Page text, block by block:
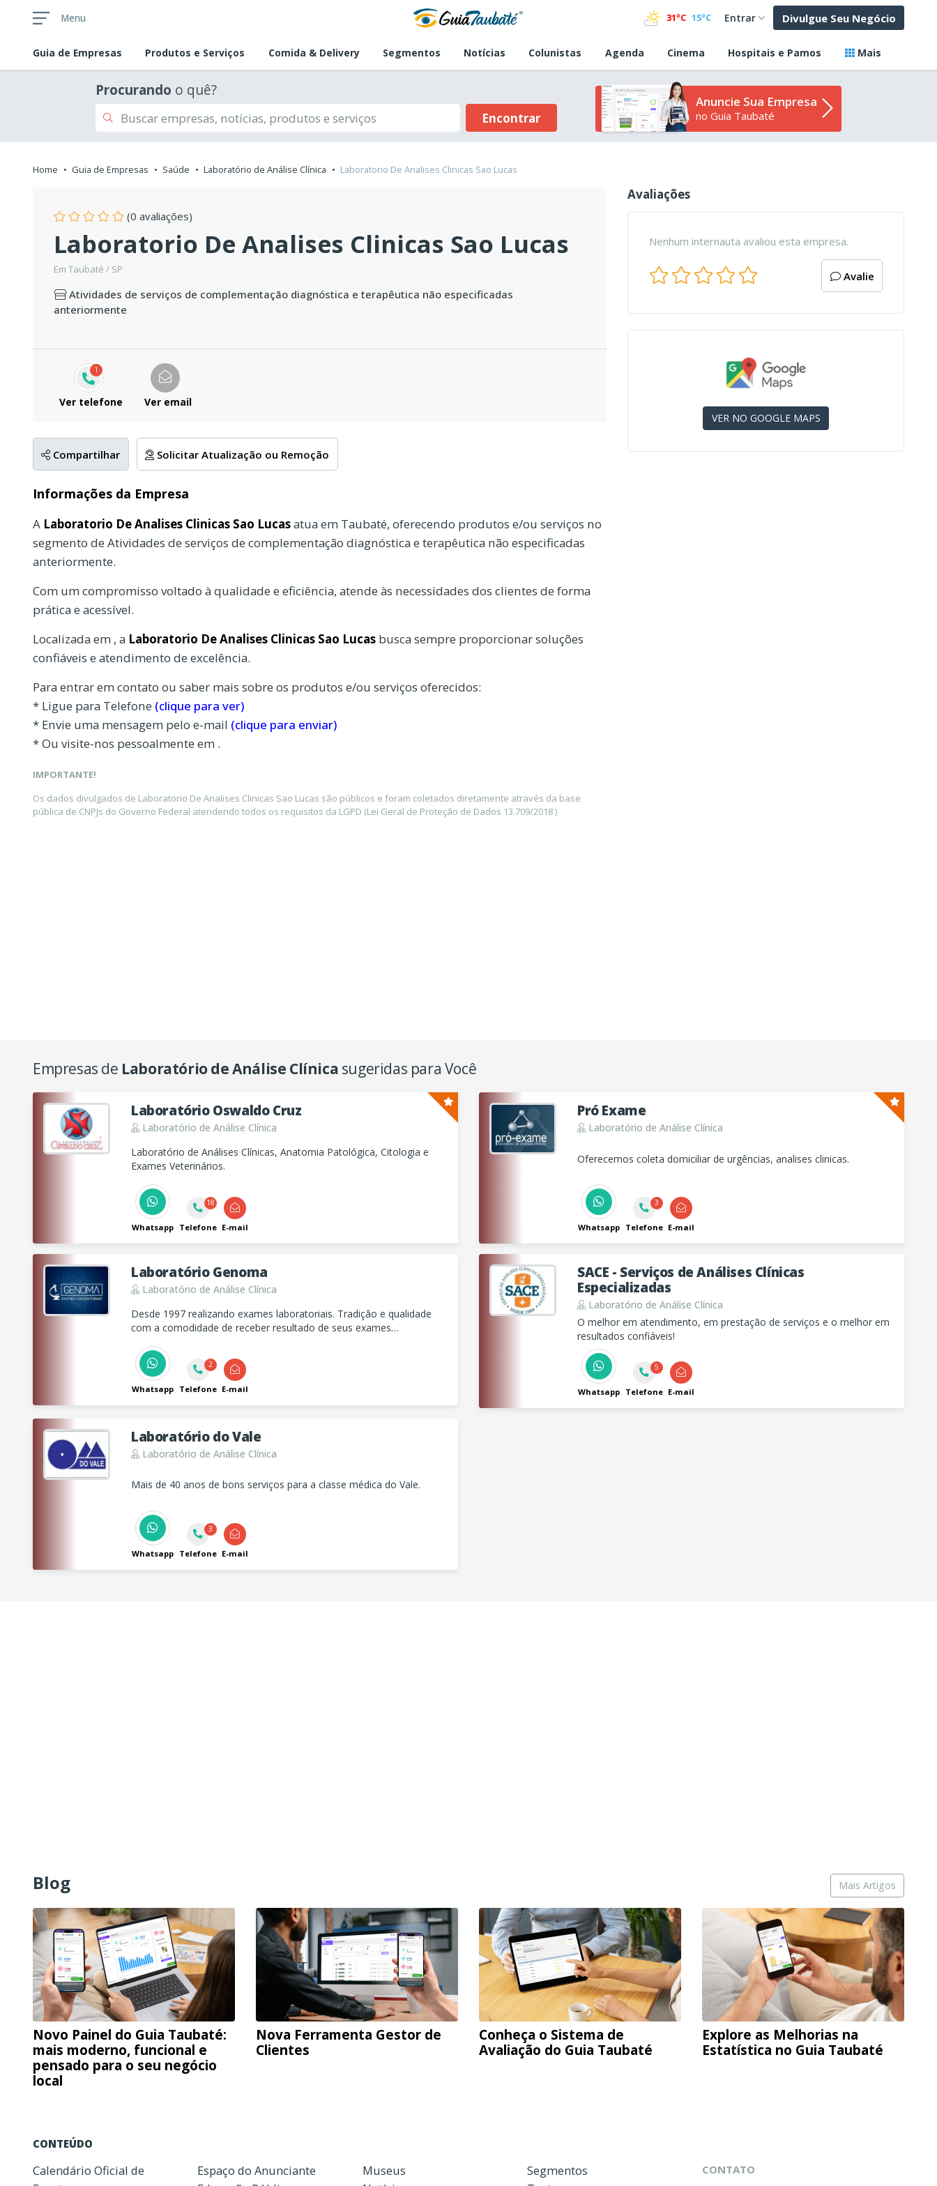
Menu 31ºC 15ºC Entrar Divulgue Seu Negócio
Guia de Empresas Produtos e Serviços Comida & Delivery Segmentos Notícias Colunistas Agenda Cinema Hospitais e Pamos Mais
Procurando o quê?
Encontrar
Anuncie Sua Empresa
no Guia Taubaté
Home Guia de Empresas Saúde Laboratório de Análise Clínica Laboratorio De Analises Clinicas Sao Lucas
(0 avaliações)
Laboratorio De Analises Clinicas Sao Lucas
Em Taubaté / SP
Atividades de serviços de complementação diagnóstica e terapêutica não especificadas
anteriormente
1
Ver telefone Ver email
Compartilhar Solicitar Atualização ou Remoção
Informações da Empresa
A Laboratorio De Analises Clinicas Sao Lucasatua em Taubaté, oferecendo produtos e/ou serviços no
segmento de Atividades de serviços de complementação diagnóstica e terapêutica não especificadas
anteriormente.
Com um compromisso voltado à qualidade e eficiência, atende às necessidades dos clientes de forma
prática e acessível.
Localizada em , a Laboratorio De Analises Clinicas Sao Lucas busca sempre proporcionar soluções
confiáveis e atendimento de excelência.
Para entrar em contato ou saber mais sobre os produtos e/ou serviços oferecidos:
* Ligue para Telefone (clique para ver)
* Envie uma mensagem pelo e-mail (clique para enviar)
* Ou visite-nos pessoalmente em .
IMPORTANTE!
Os dados divulgados de Laboratorio De Analises Clinicas Sao Lucas são públicos e foram coletados diretamente através da base
pública de CNPJs do Governo Federal atendendo todos os requisitos da LGPD (Lei Geral de Proteção de Dados 13.709/2018 )
Avaliações
Nenhum internauta avaliou esta empresa.
Avalie
VER NO GOOGLE MAPS
Empresas de Laboratório de Análise Clínica sugeridas para Você
Laboratório Oswaldo Cruz
Laboratório de Análise Clínica
Laboratório de Análises Clínicas, Anatomia Patológica, Citologia e
Exames Veterinários.
Whatsapp
18
Telefone E-mail
Pró Exame
Laboratório de Análise Clínica
Oferecemos coleta domiciliar de urgências, analises clinicas.
Whatsapp
3
Telefone E-mail
Laboratório Genoma
Laboratório de Análise Clínica
Desde 1997 realizando exames laboratoriais. Tradição e qualidade
com a comodidade de receber resultado de seus exames
Whatsapp
2
Telefone E-mail
SACE - Serviços de Análises Clínicas
Especializadas
Laboratório de Análise Clínica
O melhor em atendimento, em prestação de serviços e o melhor em
resultados confiáveis!
Whatsapp
5
Telefone E-mail
Laboratório do Vale
Laboratório de Análise Clínica
Mais de 40 anos de bons serviços para a classe médica do Vale.
Whatsapp
3
Telefone E-mail
Blog Mais Artigos
Novo Painel do Guia Taubaté:
mais moderno, funcional e
pensado para o seu negócio
local
Nova Ferramenta Gestor de
Clientes
Conheça o Sistema de
Avaliação do Guia Taubaté
Explore as Melhorias na
Estatística no Guia Taubaté
CONTEÚDO
Calendário Oficial de
Espaço do Anunciante
Museus
Segmentos
CONTATO